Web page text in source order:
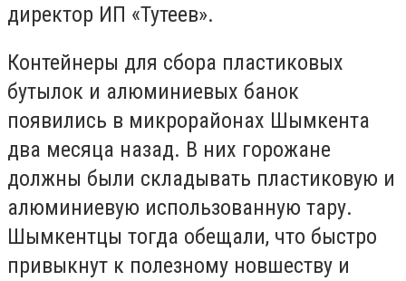
директор ИП «Тутеев».
Контейнеры для сбора пластиковых
бутылок и алюминиевых банок
появились в микрорайонах Шымкента
два месяца назад. В них горожане
должны были складывать пластиковую и
алюминиевую использованную тару.
Шымкентцы тогда обещали, что быстро
привыкнут к полезному новшеству и